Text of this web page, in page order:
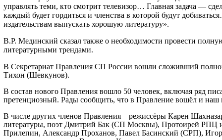
управлять теми, кто смотрит телевизор… Главная задача —
каждый будет гордиться и членства в которой будут
издательствам выпускать хорошую литературу».
В.Р. Мединский сказал также о необходимости провести
литературными трендами.
В Секретариат Правления СП России вошли сложивший
Тихон (Шевкунов).
В состав нового Правления вошло 50 человек, включая ряд
претенциозный. Рады сообщить, что в Правление вошёл и наш
В числе других членов Правления – режиссёры Карен
литературы, поэт Дмитрий Бак (СП Москвы), Протоирей РПЦ
Прилепин, Александр Проханов, Павел Басинский (СРП),